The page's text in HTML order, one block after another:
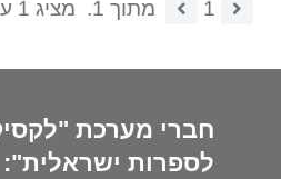
1 מתוך 1. מציג 1 ערכים.
חברי מערכת
לספרות ישראלית":